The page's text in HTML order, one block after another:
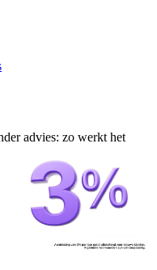
advies: zo werkt het